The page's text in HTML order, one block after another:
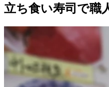
立ち食い寿司で職